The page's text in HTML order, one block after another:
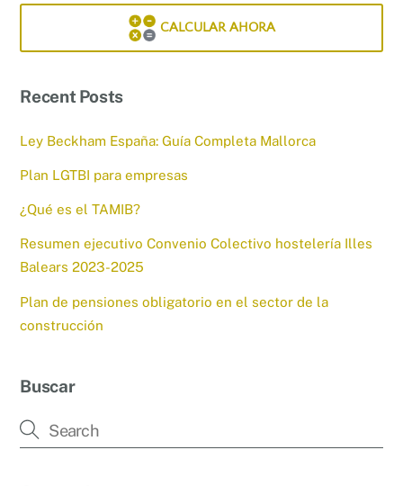
CALCULAR AHORA
Recent Posts
Ley Beckham España: Guía Completa Mallorca
Plan LGTBI para empresas
¿Qué es el TAMIB?
Resumen ejecutivo Convenio Colectivo hostelería Illes
Balears 2023-2025
Plan de pensiones obligatorio en el sector de la
construcción
Buscar